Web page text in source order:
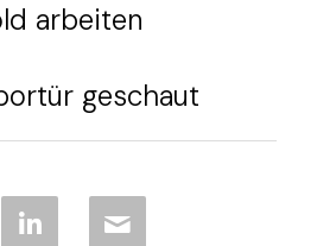
arbeiten
geschaut